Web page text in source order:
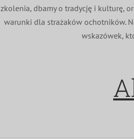
dbamy o tradycję i kulturę,
warunki dla strażaków ochotników.
wskazówek,